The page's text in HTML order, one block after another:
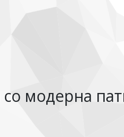
модерна